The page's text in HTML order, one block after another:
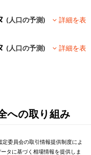
(人口の予測)
詳細を表
(人口の予測)
詳細を表
への取り組み
委員会の取引情報提供制度によ
タに基づく相場情報を提供しま